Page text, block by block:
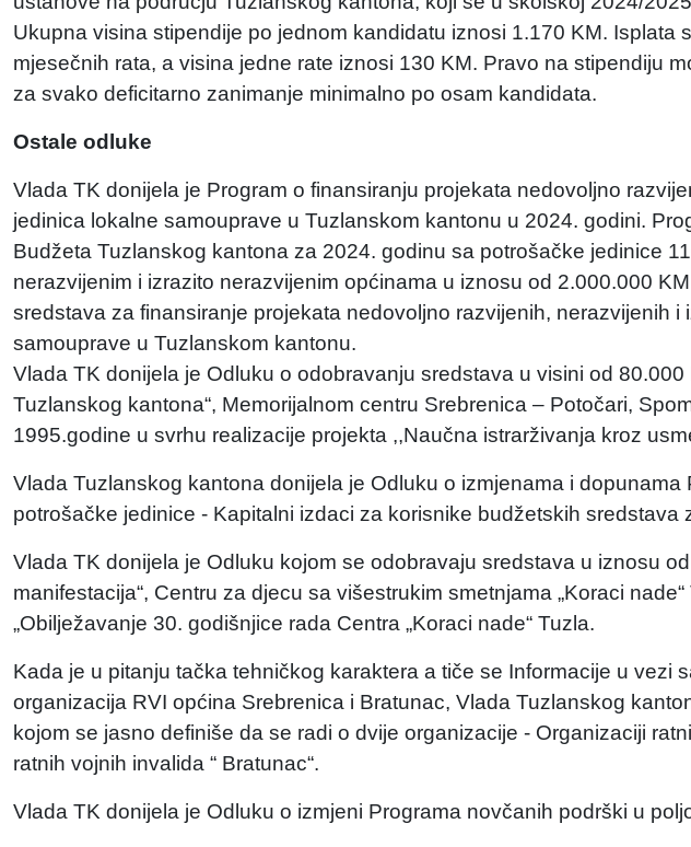
Ukupna visina stipendije po jednom kandidatu iznosi 1.170 KM. Isplata
mjesečnih rata, a visina jedne rate iznosi 130 KM. Pravo na stipendiju
za svako deficitarno zanimanje minimalno po osam kandidata.
Ostale odluke
Vlada TK donijela je Program o finansiranju projekata nedovoljno
jedinica lokalne samouprave u Tuzlanskom kantonu u 2024. godini.
Budžeta Tuzlanskog kantona za 2024. godinu sa potrošačke jedinice
nerazvijenim i izrazito nerazvijenim općinama u iznosu od 2.000.000
sredstava za finansiranje projekata nedovoljno razvijenih, nerazvijenih i
samouprave u Tuzlanskom kantonu.
Vlada TK donijela je Odluku o odobravanju sredstava u visini od
Tuzlanskog kantona“, Memorijalnom centru Srebrenica – Potočari,
1995.godine u svrhu realizacije projekta ,,Naučna istrarživanja kroz
Vlada Tuzlanskog kantona donijela je Odluku o izmjenama i
potrošačke jedinice - Kapitalni izdaci za korisnike budžetskih sredstava
Vlada TK donijela je Odluku kojom se odobravaju sredstava u iznosu
manifestacija“, Centru za djecu sa višestrukim smetnjama „Koraci
„Obilježavanje 30. godišnjice rada Centra „Koraci nade“ Tuzla.
Kada je u pitanju tačka tehničkog karaktera a tiče se Informacije u vezi
organizacija RVI općina Srebrenica i Bratunac, Vlada Tuzlanskog
kojom se jasno definiše da se radi o dvije organizacije - Organizaciji
ratnih vojnih invalida “ Bratunac“.
Vlada TK donijela je Odluku o izmjeni Programa novčanih podrški u